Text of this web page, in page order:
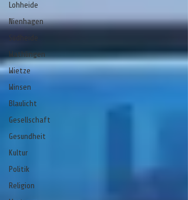
Lohheide
Nienhagen
Wathlingen
Wietze
Winsen
Blaulicht
Gesellschaft
Gesundheit
Kultur
Politik
Religion